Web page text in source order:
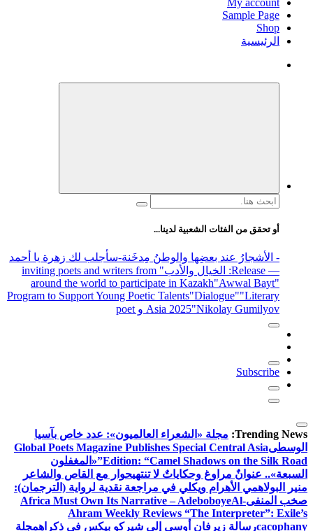
My account
Sample Page
Shop
الرئيسية
البحث
أو تحقق من الفئات الشعبية لدينا...
- الأشجارُ عند بعضِها والوطنُ مِدخَنة-سأجلب لك زهرة يا أحمد
— Release
: الخيال والأدب
" inviting poets and writers from
around the world to participate in Kazakh"Awwal Bayt"
Program to Support Young Poetic Talents"Dialogue""Literary
Asia 2025"Nikolay Gumilyov و poet
Subscribe
Trending News: مجلة «الشعراء العالميون»: عدد خاص بآسيا
الوسطىGlobal Poets Magazine Publishes Special Central Asia
Edition: “Camel Shadows on the Silk Road” «المغفلون
السبعة».. عنوانٌ مراوغ وحكاياتٌ لا تنتهيحوار مع القاص والشاعر
منير البولاهمي الأهرام ويكلي في مراجعة نقدية لرواية (الترجمان):
صخب المنفى
Africa Must Own Its Narrative – AdeboboyeAl-
Ahram Weekly Reviews “The Interpreter”: Exile’s
cacophanyرسالة زيرفان أوسى إلى شيركو بيكس في ذكراهمجلة